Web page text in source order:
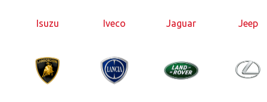
Isuzu Iveco Jaguar Jeep